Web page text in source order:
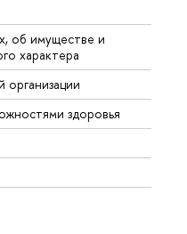
об имуществе и
характера
организации
здоровья